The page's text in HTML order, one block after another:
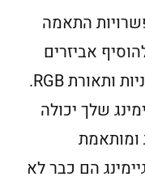
התאמה
אביזרים
כגון מחזיקי כוסות, מעמדי אוזניות ותאורת RGB.
שלך יכולה
ומותאמת
הם כבר לא